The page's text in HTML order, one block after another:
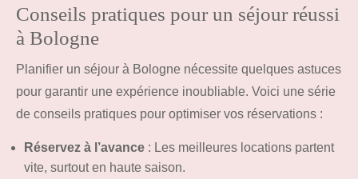
Conseils pratiques pour un séjour réussi
à Bologne
Planifier un séjour à Bologne nécessite quelques astuces
pour garantir une expérience inoubliable. Voici une série
de conseils pratiques pour optimiser vos réservations :
Réservez à l’avance : Les meilleures locations partent
vite, surtout en haute saison.